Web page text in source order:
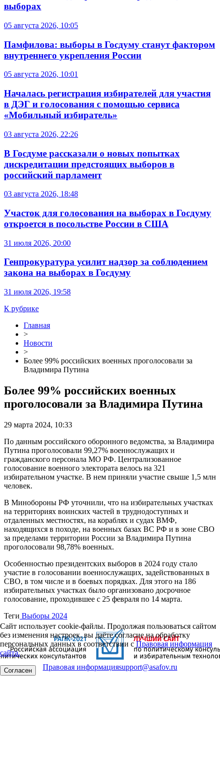
выборах
05 августа 2026, 10:05
Памфилова: выборы в Госдуму станут фактором
внутреннего укрепления России
05 августа 2026, 10:01
Началась регистрация избирателей для участия
в ДЭГ и голосования с помощью сервиса
«Мобильный избиратель»
03 августа 2026, 22:26
В Госдуме рассказали о новых попытках
дискредитации предстоящих выборов в
российский парламент
03 августа 2026, 18:48
Участок для голосования на выборах в Госдуму
откроется в посольстве России в США
31 июля 2026, 20:00
Генпрокуратура усилит надзор за соблюдением
закона на выборах в Госдуму
31 июля 2026, 19:58
К рубрике
Главная
>
Новости
>
Более 99% российских военных проголосовали за
Владимира Путина
Более 99% российских военных
проголосовали за Владимира Путина
29 марта 2024, 10:33
По данным российского оборонного ведомства, за Владимира
Путина проголосовали 99,27% военнослужащих и
гражданского персонала МО РФ. Централизованное
голосование военного электората велось на 321
избирательном участке. В нем приняли участие свыше 1,5 млн
человек.
В Минобороны РФ уточнили, что на избирательных участках
на территориях воинских частей в труднодоступных и
отдаленных местностях, на кораблях и судах ВМФ,
находящихся в походе, на военных базах ВС РФ и в зоне СВО
за пределами территории России за Владимира Путина
проголосовали 98,78% военных.
Особенностью президентских выборов в 2024 году стало
участие в голосовании военнослужащих, задействованных в
СВО, в том числе и в боевых порядках. Для этого на 186
избирательных участках было организовано досрочное
голосование, проходившее с 25 февраля по 14 марта.
Теги Выборы 2024
Сайт использует cookie-файлы. Продолжая пользоваться сайтом
без изменения настроек, вы даёте согласие на обработку
персональных данных в соответствии сПравовая информация
сайта.
Согласен Правовая информацияsupport@asafov.ru